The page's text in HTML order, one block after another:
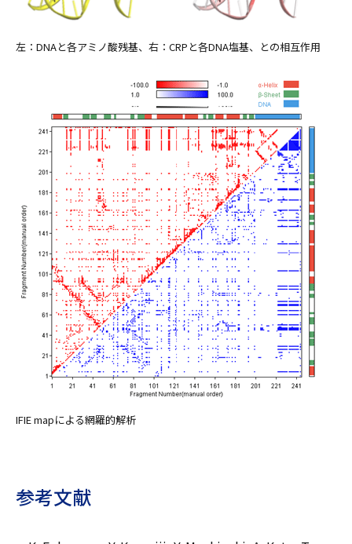
左：DNAと各アミノ酸残基、右：CRPと各DNA塩基、との相互作用
IFIE mapによる網羅的解析
参考文献